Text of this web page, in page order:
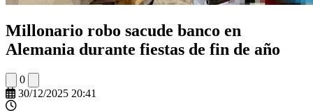
Millonario robo sacude banco en
Alemania durante fiestas de fin de año
0
30/12/2025 20:41